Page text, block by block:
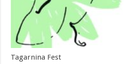
Tagarnina Fest